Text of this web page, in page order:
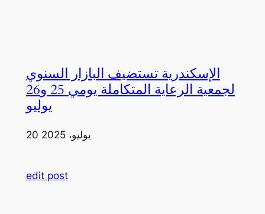
الإسكندرية تستضيف البازار السنوي
لجمعية الرعاية المتكاملة يومي 25 و26
يوليو
20 يوليو، 2025
edit post